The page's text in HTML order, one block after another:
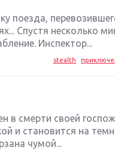
поезда,
Спустя несколько
Инспектор...
stealth
в смерти своей
и становится на
чумой...